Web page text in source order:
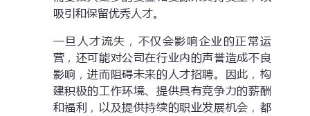
吸引和保留优秀人才。
一旦人才流失，不仅会影响企业的正常运
营，还可能对公司在行业内的声誉造成不良
影响，进而阻碍未来的人才招聘。因此，构
建积极的工作环境、提供具有竞争力的薪酬
和福利，以及提供持续的职业发展机会，都